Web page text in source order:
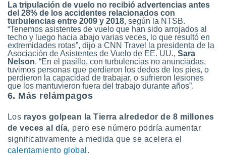
La tripulación de vuelo no recibió advertencias antes
del 28% de los accidentes relacionados con
turbulencias entre 2009 y 2018, según la NTSB.
“Tenemos asistentes de vuelo que han sido arrojados al
techo y luego hacia abajo varias veces, lo que resultó en
extremidades rotas”, dijo a CNN Travel la presidenta de la
Asociación de Asistentes de Vuelo de EE. UU., Sara
Nelson. “En el pasillo, con turbulencias no anunciadas,
tuvimos personas que perdieron los dedos de los pies, o
perdieron la capacidad de trabajar, o sufrieron lesiones
que los mantuvieron fuera del trabajo durante años”.
6. Más relámpagos
Los rayos golpean la Tierra alrededor de 8 millones
de veces al día, pero ese número podría aumentar
significativamente a medida que se acelera el
calentamiento global .